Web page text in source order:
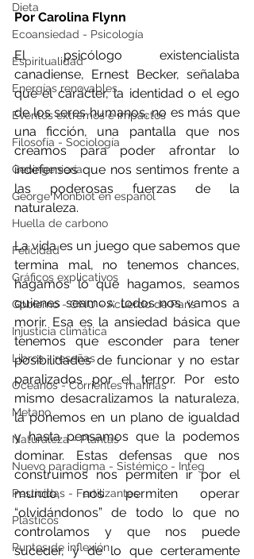
Dieta
Ecoansiedad - Psicología
Espiritualidad
Energías renovables
Eventos extremos e impactos
Filosofía - Sociología
Geoingeniería
George Monbiot en español
Huella de carbono
Felicidad
Gráficos explicativos
Gobierno - ONU - Acuerdo de Paris
Injusticia climática
Libros - reseñas
Océanos - Corrientes marinas
Metano
Naturaleza - Plantas
Nuevo paradigma - Sistémico - Integ
Pesticidas - Fertilizantes
Plásticos
Puntos de inflexión
Por Carolina Flynn
El psicólogo existencialista
canadiense, Ernest Becker, señalaba
que el carácter, la identidad o el ego
de los seres humanos, no es más que
una ficción, una pantalla que nos
creamos para poder afrontar lo
indefensos que nos sentimos frente a
las poderosas fuerzas de la
naturaleza.
La vida es un juego que sabemos que
termina mal, no tenemos chances,
hagamos lo que hagamos, seamos
quienes seamos: todos nos vamos a
morir. Esa es la ansiedad básica que
tenemos que esconder para tener
posibilidades de funcionar y no estar
paralizados por el terror. Por esto
mismo desacralizamos la naturaleza,
la ponemos en un plano de igualdad
y hasta pensamos que la podemos
dominar. Estas defensas que nos
construimos nos permiten ir por el
mundo, nos permiten operar
“olvidándonos” de todo lo que no
controlamos y que nos puede
suceder, y de lo que certeramente